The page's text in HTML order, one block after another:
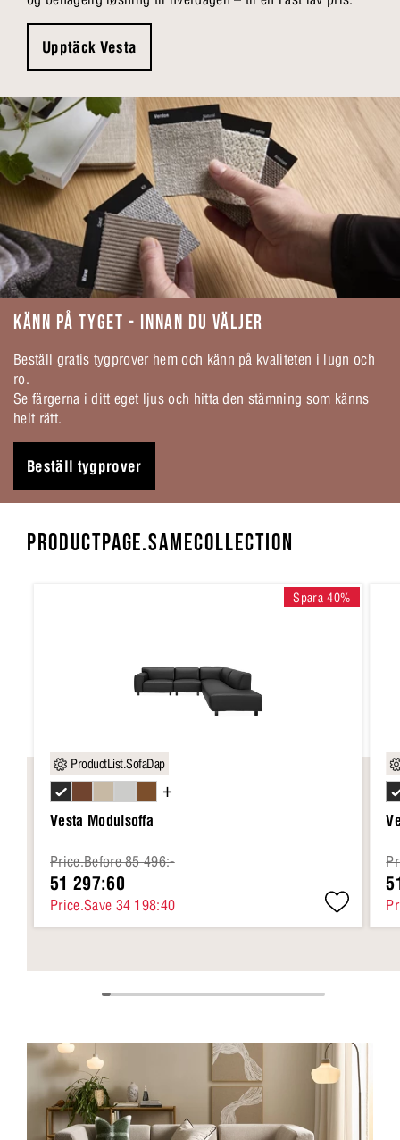
Upptäck Vesta
KÄNN PÅ TYGET - INNAN DU VÄLJER
Beställ gratis tygprover hem och känn på kvaliteten i lugn och
ro.
Se färgerna i ditt eget ljus och hitta den stämning som känns
helt rätt.
Beställ tygprover
PRODUCTPAGE.SAMECOLLECTION
Spara 40%
ProductList.SofaDap
Vesta Modulsoffa
Price.Before 85 496:-
51 297:60
Price.Save 34 198:40
+